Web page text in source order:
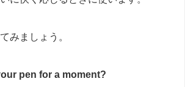
みましょう。
pen for a moment?